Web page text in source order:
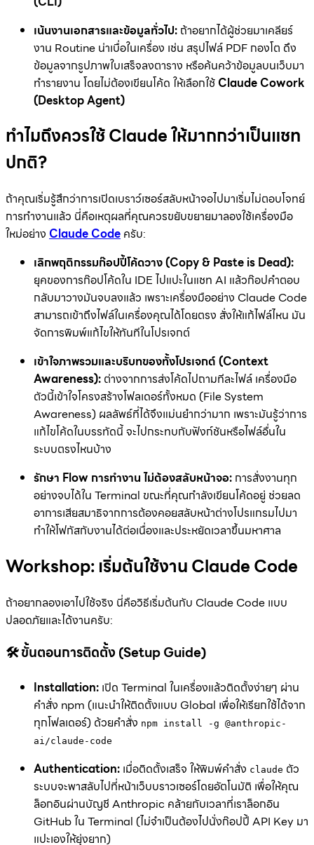
เน้นงานเอกสารและข้อมูลทั่วไป: ถ้าอยากได้ผู้ช่วยมาเคลียร์
งาน Routine น่าเบื่อในเครื่อง เช่น สรุปไฟล์ PDF กองโต ดึง
ข้อมูลจากรูปภาพใบเสร็จลงตาราง หรือค้นคว้าข้อมูลบนเว็บมา
ทำรายงาน โดยไม่ต้องเขียนโค้ด ให้เลือกใช้ Claude Cowork
(Desktop Agent)
ทำไมถึงควรใช้ Claude ให้มากกว่าเป็นแชท
ปกติ?
ถ้าคุณเริ่มรู้สึกว่าการเปิดเบราว์เซอร์สลับหน้าจอไปมาเริ่มไม่ตอบโจทย์
การทำงานแล้ว นี่คือเหตุผลที่คุณควรขยับขยายมาลองใช้เครื่องมือ
ใหม่อย่าง Claude Code ครับ:
เลิกพฤติกรรมก๊อปปี้โค้ดวาง (Copy & Paste is Dead):
ยุคของการก๊อปโค้ดใน IDE ไปแปะในแชท AI แล้วก๊อปคำตอบ
กลับมาวางมันจบลงแล้ว เพราะเครื่องมืออย่าง Claude Code
สามารถเข้าถึงไฟล์ในเครื่องคุณได้โดยตรง สั่งให้แก้ไฟล์ไหน มัน
จัดการพิมพ์แก้ไขให้ทันทีในโปรเจกต์
เข้าใจภาพรวมและบริบทของทั้งโปรเจกต์ (Context
Awareness): ต่างจากการส่งโค้ดไปถามทีละไฟล์ เครื่องมือ
ตัวนี้เข้าใจโครงสร้างโฟลเดอร์ทั้งหมด (File System
Awareness) ผลลัพธ์ที่ได้จึงแม่นยำกว่ามาก เพราะมันรู้ว่าการ
แก้ไขโค้ดในบรรทัดนี้ จะไปกระทบกับฟังก์ชันหรือไฟล์อื่นใน
ระบบตรงไหนบ้าง
รักษา Flow การทำงาน ไม่ต้องสลับหน้าจอ: การสั่งงานทุก
อย่างจบได้ใน Terminal ขณะที่คุณกำลังเขียนโค้ดอยู่ ช่วยลด
อาการเสียสมาธิจากการต้องคอยสลับหน้าต่างโปรแกรมไปมา
ทำให้โฟกัสกับงานได้ต่อเนื่องและประหยัดเวลาขึ้นมหาศาล
Workshop: เริ่มต้นใช้งาน Claude Code
ถ้าอยากลองเอาไปใช้จริง นี่คือวิธีเริ่มต้นกับ Claude Code แบบ
ปลอดภัยและได้งานครับ:
🛠️ ขั้นตอนการติดตั้ง (Setup Guide)
Installation: เปิด Terminal ในเครื่องแล้วติดตั้งง่ายๆ ผ่าน
คำสั่ง npm (แนะนำให้ติดตั้งแบบ Global เพื่อให้เรียกใช้ได้จาก
ทุกโฟลเดอร์) ด้วยคำสั่ง npm install -g @anthropic-
ai/claude-code
Authentication: เมื่อติดตั้งเสร็จ ให้พิมพ์คำสั่ง claude ตัว
ระบบจะพาสลับไปที่หน้าเว็บบราวเซอร์โดยอัตโนมัติ เพื่อให้คุณ
ล็อกอินผ่านบัญชี Anthropic คล้ายกับเวลาที่เราล็อกอิน
GitHub ใน Terminal (ไม่จำเป็นต้องไปนั่งก๊อปปี้ API Key มา
แปะเองให้ยุ่งยาก)